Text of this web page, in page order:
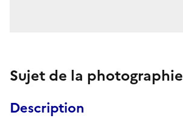
Sujet de la photographie
Description